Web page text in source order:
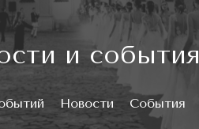
02.09.26
и события
Новости События